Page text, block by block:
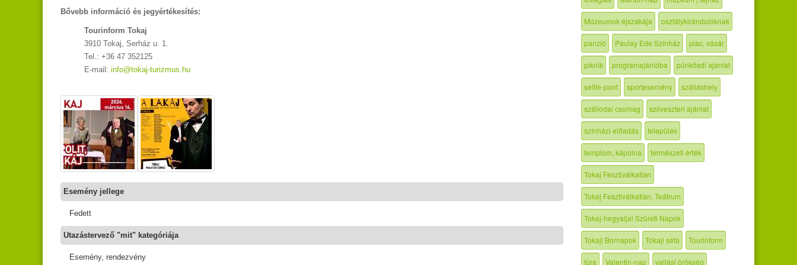
Bővebb információ és jegyértékesítés:
Tourinform Tokaj
3910 Tokaj, Serház u. 1.
Tel.: +36 47 352125
E-mail: info@tokaj-turizmus.hu
Esemény jellege
Fedett
Utazástervező "mit" kategóriája
Esemény, rendezvény
Múzeumok éjszakája osztálykirándulóknak
panzió Paulay Ede Színház piac, vásár
piknik programajánlóba pünkösdi ajánlat
selfie-pont sportesemény szálláshely
szállodai csomag szilveszteri ajánlat
színházi előadás település
templom, kápolna természeti érték
Tokaj Fesztiválkatlan
Tokaj Fesztiválkatlan, Teátrum
Tokaj-hegyaljai Szüreti Napok
Tokaji Bornapok Tokaji séta Tourinform
túra Valentin-nap vallási örökség